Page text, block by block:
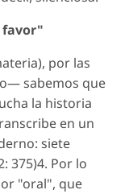
favor"
por las
sabemos que
la historia
en un
siete
375)4. Por lo
"oral", que